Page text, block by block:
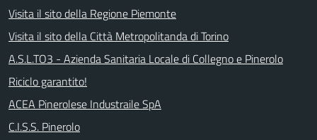
Visita il sito della Regione Piemonte
Visita il sito della Città Metropolitanda di Torino
A.S.L.TO3 - Azienda Sanitaria Locale di Collegno e Pinerolo
Riciclo garantito!
ACEA Pinerolese Industraile SpA
C.I.S.S. Pinerolo